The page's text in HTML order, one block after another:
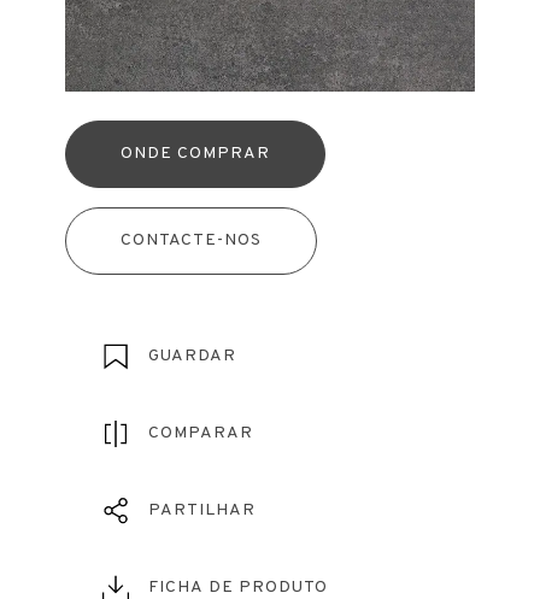
ONDE COMPRAR
CONTACTE-NOS
GUARDAR
COMPARAR
PARTILHAR
FICHA DE PRODUTO